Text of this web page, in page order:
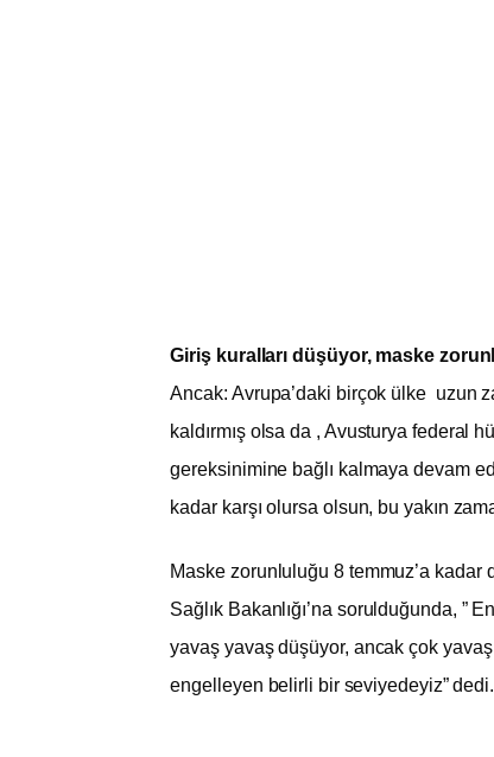
Giriş kuralları düşüyor, maske
Ancak: Avrupa’daki birçok ülke uzun
kaldırmış olsa da , Avusturya federal
gereksinimine bağlı kalmaya devam
kadar karşı olursa olsun, bu yakın
Maske zorunluluğu 8 temmuz’a kadar
Sağlık Bakanlığı’na sorulduğunda, ”
yavaş yavaş düşüyor, ancak çok
engelleyen belirli bir seviyedeyiz” dedi.